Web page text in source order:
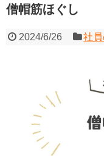
僧帽筋ほぐし
2024/6/26 社